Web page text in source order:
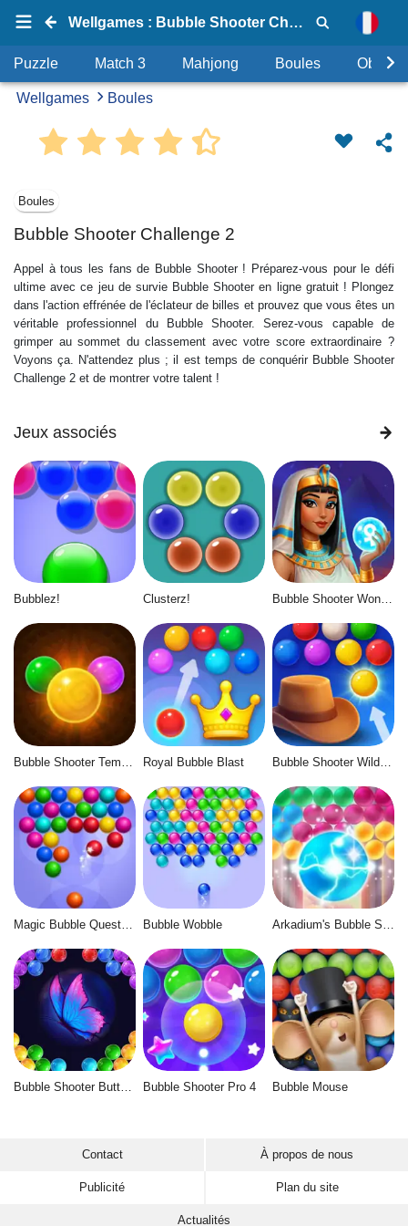
Wellgames : Bubble Shooter Challenge 2
Puzzle Match 3 Mahjong Boules Objets
Wellgames Boules
Boules
Bubble Shooter Challenge 2
Appel à tous les fans de Bubble Shooter ! Préparez-vous pour le défi
ultime avec ce jeu de survie Bubble Shooter en ligne gratuit ! Plongez
dans l'action effrénée de l'éclateur de billes et prouvez que vous êtes un
véritable professionnel du Bubble Shooter. Serez-vous capable de
grimper au sommet du classement avec votre score extraordinaire ?
Voyons ça. N'attendez plus ; il est temps de conquérir Bubble Shooter
Challenge 2 et de montrer votre talent !
Jeux associés
Bubblez! Clusterz! Bubble Shooter Wonders of Egypt
Royal Bubble Blast Bubble Shooter Wild West
Bubble Wobble
Bubble Shooter Butterfly Bubble Shooter Pro 4 Bubble Mouse
Contact À propos de nous
Publicité Plan du site
Actualités